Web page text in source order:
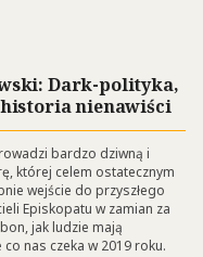
Dark-polityka,
nienawiści
bardzo dziwną i
której celem ostatecznym
wejście do przyszłego
Episkopatu w zamian za
jak ludzie mają
co nas czeka w 2019 roku.